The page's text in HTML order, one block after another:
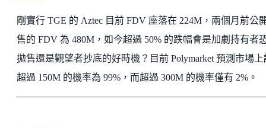
剛實行 TGE 的 Aztec 目前 FDV 座落在 224M，兩個月前公
售的 FDV 為 480M，如今超過 50% 的跌幅會是加劇持有者
拋售還是觀望者抄底的好時機？目前 Polymarket 預測市場上
超過 150M 的機率為 99%，而超過 300M 的機率僅有 2%。